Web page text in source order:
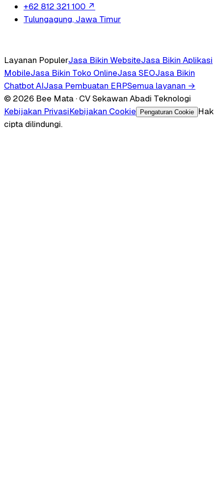
+62 812 321 100 ↗
Tulungagung, Jawa Timur
Layanan PopulerJasa Bikin WebsiteJasa Bikin Aplikasi
MobileJasa Bikin Toko OnlineJasa SEOJasa Bikin
Chatbot AIJasa Pembuatan ERPSemua layanan →
© 2026 Bee Mata · CV Sekawan Abadi Teknologi
Kebijakan PrivasiKebijakan Cookie Pengaturan Cookie
Hak
cipta dilindungi.